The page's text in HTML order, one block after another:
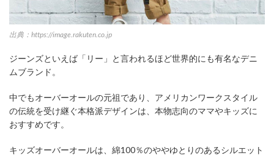
出典：https://image.rakuten.co.jp
ジーンズといえば「リー」と言われるほど世界的にも有名なデニ
ムブランド。
中でもオーバーオールの元祖であり、アメリカンワークスタイル
の伝統を受け継ぐ本格派デザインは、本物志向のママやキッズに
おすすめです。
キッズオーバーオールは、綿100％のややゆとりのあるシルエット